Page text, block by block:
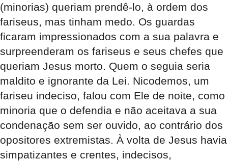
(minorias) queriam prendê-lo, à ordem dos
fariseus, mas tinham medo. Os guardas
ficaram impressionados com a sua palavra e
surpreenderam os fariseus e seus chefes que
queriam Jesus morto. Quem o seguia seria
maldito e ignorante da Lei. Nicodemos, um
fariseu indeciso, falou com Ele de noite, como
minoria que o defendia e não aceitava a sua
condenação sem ser ouvido, ao contrário dos
opositores extremistas. À volta de Jesus havia
simpatizantes e crentes, indecisos,